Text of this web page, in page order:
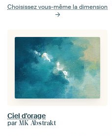
Choisissez vous-même la dimension
Ciel d'orage
par MK Abstrakt